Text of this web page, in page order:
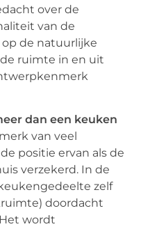
over de
van de
de natuurlijke
ruimte in en uit
dan een keuken
van veel
positie ervan als de
verzekerd. In de
zelf
doordacht
wordt